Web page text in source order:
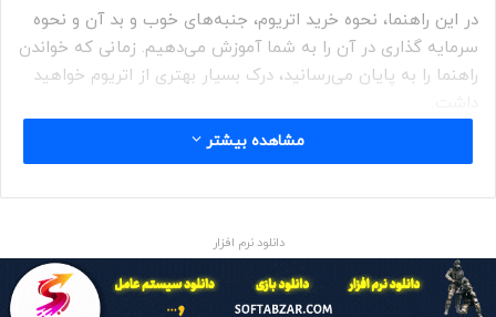
در این راهنما، نحوه خرید اتریوم، جنبه‌های خوب و بد آن و نحوه
سرمایه گذاری در آن را به شما آموزش می‌دهیم. زمانی که خواندن
راهنما را به پایان می‌رسانید، درک بسیار بهتری از اتریوم خواهید
تاریخچه اتریوم؛ اتریوم از کجا آمد؟
مطرح شد که فکر می‌کرد بیت کوین به راهی برای توسعه دهندگان
نیاز دارد تا برنامه‌های خود را بر روی بلاک چین بسازند. زمانی که
این ایده توسط توسعه دهندگان بیت کوین پذیرفته نشد، بوترین
مشاهده بیشتر
دانلود نرم افزار